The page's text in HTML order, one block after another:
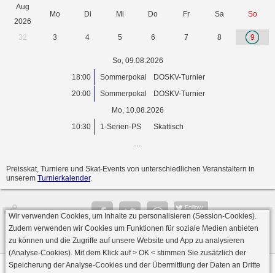
Aug
2026
Mo Di Mi Do Fr Sa So
32 3 4 5 6 7 8 9
So, 09.08.2026
18:00
Sommerpokal
DOSKV-Turnier
20:00
Sommerpokal
DOSKV-Turnier
Mo, 10.08.2026
10:30
1-Serien-PS Skattisch
Preisskat, Turniere und Skat-Events von unterschiedlichen Veranstaltern in
unserem Turnierkalender.
Follow
Seite
Datenschutz AGB Impressum
Wir verwenden Cookies, um Inhalte zu personalisieren (Session-Cookies).
Zudem verwenden wir Cookies um Funktionen für soziale Medien anbieten
zu können und die Zugriffe auf unsere Website und App zu analysieren
(Analyse-Cookies). Mit dem Klick auf> OK < stimmen Sie zusätzlich der
Speicherung der Analyse-Cookies und der Übermittlung der Daten an Dritte